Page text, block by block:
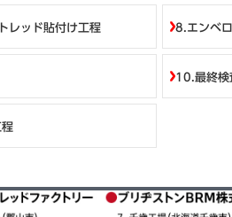
レッド貼付け工程 8.エンベ
10.最終検